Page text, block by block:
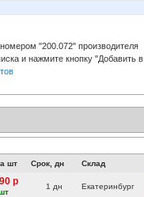
"200.072" производителя
и нажмите кнопку "Добавить в
шт Срок, дн Склад
р 1 дн Екатеринбург